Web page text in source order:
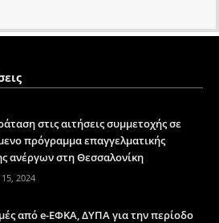
στις αιτήσεις συμμετοχής σε
πρόγραμμα επαγγελματικής
ανέργων στη Θεσσαλονίκη
2024
από e-ΕΦΚΑ, ΔΥΠΑ για την περίοδο